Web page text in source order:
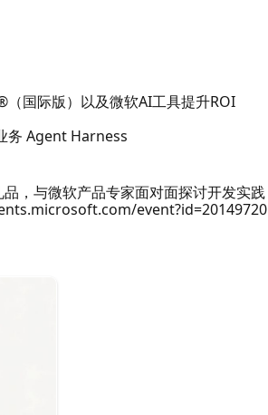
国际版）以及微软AI工具提升ROI
务 Agent Harness
，与微软产品专家面对面探讨开发实